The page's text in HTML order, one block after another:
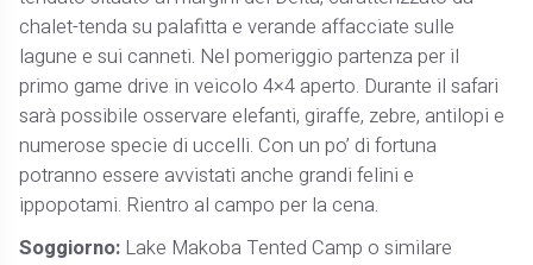
chalet-tenda su palafitta e verande affacciate sulle
lagune e sui canneti. Nel pomeriggio partenza per il
primo game drive in veicolo 4×4 aperto. Durante il safari
sarà possibile osservare elefanti, giraffe, zebre, antilopi e
numerose specie di uccelli. Con un po’ di fortuna
potranno essere avvistati anche grandi felini e
ippopotami. Rientro al campo per la cena.
Soggiorno: Lake Makoba Tented Camp o similare